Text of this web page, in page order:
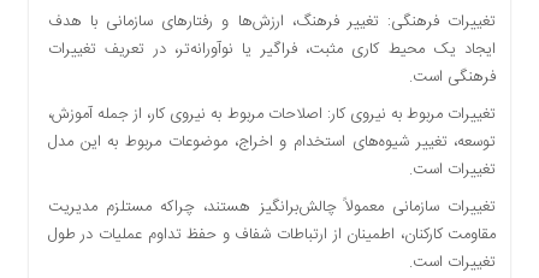
یادداشت
چند
رسانه
یادداشت
تغییرات فرهنگی: تغییر فرهنگ، ارزش‌ها و رفتارهای سازمانی با هدف
ایجاد یک محیط کاری مثبت، فراگیر یا نوآورانه‌تر، در تعریف تغییرات
فرهنگی است.
تغییرات مربوط به نیروی کار: اصلاحات مربوط به نیروی کار، از جمله آموزش،
توسعه، تغییر شیوه‌های استخدام و اخراج، موضوعات مربوط به این مدل
تغییرات است.
تغییرات سازمانی معمولاً چالش‌برانگیز هستند، چراکه مستلزم مدیریت
مقاومت کارکنان، اطمینان از ارتباطات شفاف و حفظ تداوم عملیات در طول
تغییرات است.